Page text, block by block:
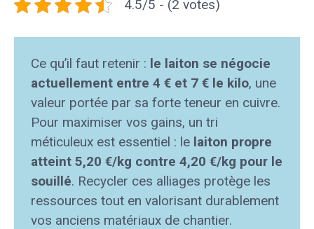
4.5/5 - (2 votes)
Ce qu’il faut retenir : le laiton se négocie
actuellement entre 4 € et 7 € le kilo, une
valeur portée par sa forte teneur en cuivre.
Pour maximiser vos gains, un tri
méticuleux est essentiel : le laiton propre
atteint 5,20 €/kg contre 4,20 €/kg pour le
souillé. Recycler ces alliages protège les
ressources tout en valorisant durablement
vos anciens matériaux de chantier.